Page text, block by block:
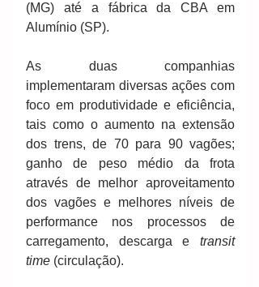
(MG) até a fábrica da CBA em
Alumínio (SP).
As duas companhias
implementaram diversas ações com
foco em produtividade e eficiência,
tais como o aumento na extensão
dos trens, de 70 para 90 vagões;
ganho de peso médio da frota
através de melhor aproveitamento
dos vagões e melhores níveis de
performance nos processos de
carregamento, descarga e transit
time (circulação).